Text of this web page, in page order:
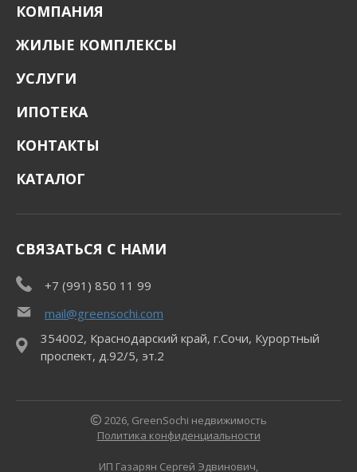
КОМПАНИЯ
ЖИЛЫЕ КОМПЛЕКСЫ
УСЛУГИ
ИПОТЕКА
КОНТАКТЫ
КАТАЛОГ
СВЯЗАТЬСЯ С НАМИ
+7 (991) 850 11 99
mail@greensochi.com
354002, Краснодарский край, г.Сочи, Курортный
проспект, д.92/5, эт.2
2026, GreenSochi недвижимость
Политика конфиденциальности
ИП Газарян Сергей Эдвинович,